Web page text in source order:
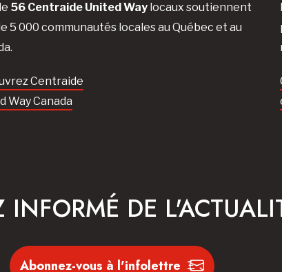
56 Centraide United Waylocaux soutiennent
5 000 communautés locales au Québec et au
Centraide
Way Canada
INFORMÉ DE
Abonnez-vous à l'infolettre